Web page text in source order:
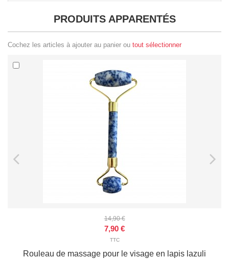
PRODUITS APPARENTÉS
Cochez les articles à ajouter au panier ou tout sélectionner
14,90 €
7,90 €
TTC
Rouleau de massage pour le visage en lapis lazuli